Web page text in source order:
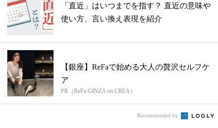
「直近」はいつまでを指す？ 直近の意味や
使い方、言い換え表現を紹介
【銀座】ReFaで始める大人の贅沢セルフケ
ア
PR（ReFa GINZA on CREA）
Recommended by